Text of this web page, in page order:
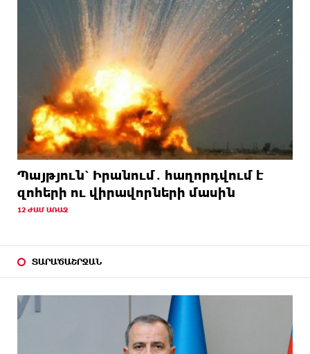
Պայթյուն՝ Իրանում․ հաղորդվում է
զոհերի ու վիրավորների մասին
12 ԺԱՄ ԱՌԱՋ
ՏԱՐԱԾԱՇՐՋԱՆ